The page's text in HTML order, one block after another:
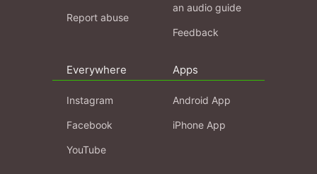
Report abuse
an audio guide
Feedback
Everywhere
Instagram
Facebook
YouTube
Apps
Android App
iPhone App